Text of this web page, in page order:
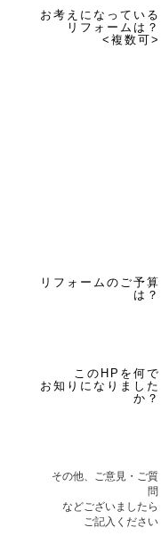
お考えになっている
リフォームは？
<複数可>
リフォームのご予算
は？
このHPを何で
お知りになりました
か？
その他、ご意見・ご質
問
などございましたら
ご記入ください